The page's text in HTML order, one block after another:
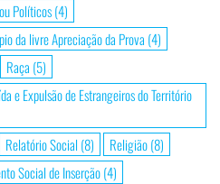
Políticos(4)
da livre Apreciação da Prova (4)
Raça (5)
e Expulsão de Estrangeiros do Território
Relatório Social (8) Religião(8)
Social de Inserção(4)